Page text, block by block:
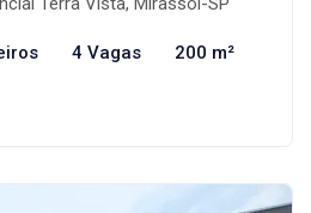
4 Vagas 200 m²